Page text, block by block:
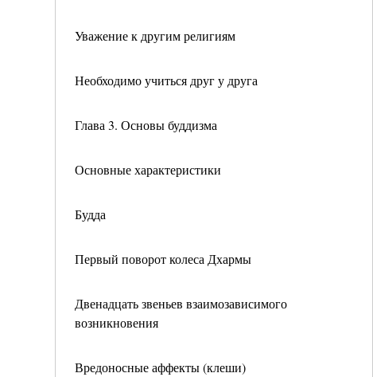
Уважение к другим религиям
Необходимо учиться друг у друга
Глава 3. Основы буддизма
Основные характеристики
Будда
Первый поворот колеса Дхармы
Двенадцать звеньев взаимозависимого
возникновения
Вредоносные аффекты (клеши)